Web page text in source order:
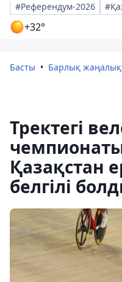
#Референдум-2026
+32°
Басты Барлық
Тректегі
Қазақстан
белгілі